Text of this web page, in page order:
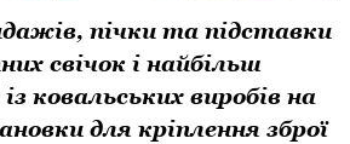
пічки та підставки
свічок і найбільш
ковальських виробів на
для кріплення зброї